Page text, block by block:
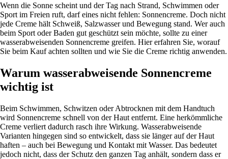
Wenn die Sonne scheint und der Tag nach Strand, Schwimmen oder
Sport im Freien ruft, darf eines nicht fehlen: Sonnencreme. Doch nicht
jede Creme hält Schweiß, Salzwasser und Bewegung stand. Wer auch
beim Sport oder Baden gut geschützt sein möchte, sollte zu einer
wasserabweisenden Sonnencreme greifen. Hier erfahren Sie, worauf
Sie beim Kauf achten sollten und wie Sie die Creme richtig anwenden.
Warum wasserabweisende Sonnencreme
wichtig ist
Beim Schwimmen, Schwitzen oder Abtrocknen mit dem Handtuch
wird Sonnencreme schnell von der Haut entfernt. Eine herkömmliche
Creme verliert dadurch rasch ihre Wirkung. Wasserabweisende
Varianten hingegen sind so entwickelt, dass sie länger auf der Haut
haften – auch bei Bewegung und Kontakt mit Wasser. Das bedeutet
jedoch nicht, dass der Schutz den ganzen Tag anhält, sondern dass er